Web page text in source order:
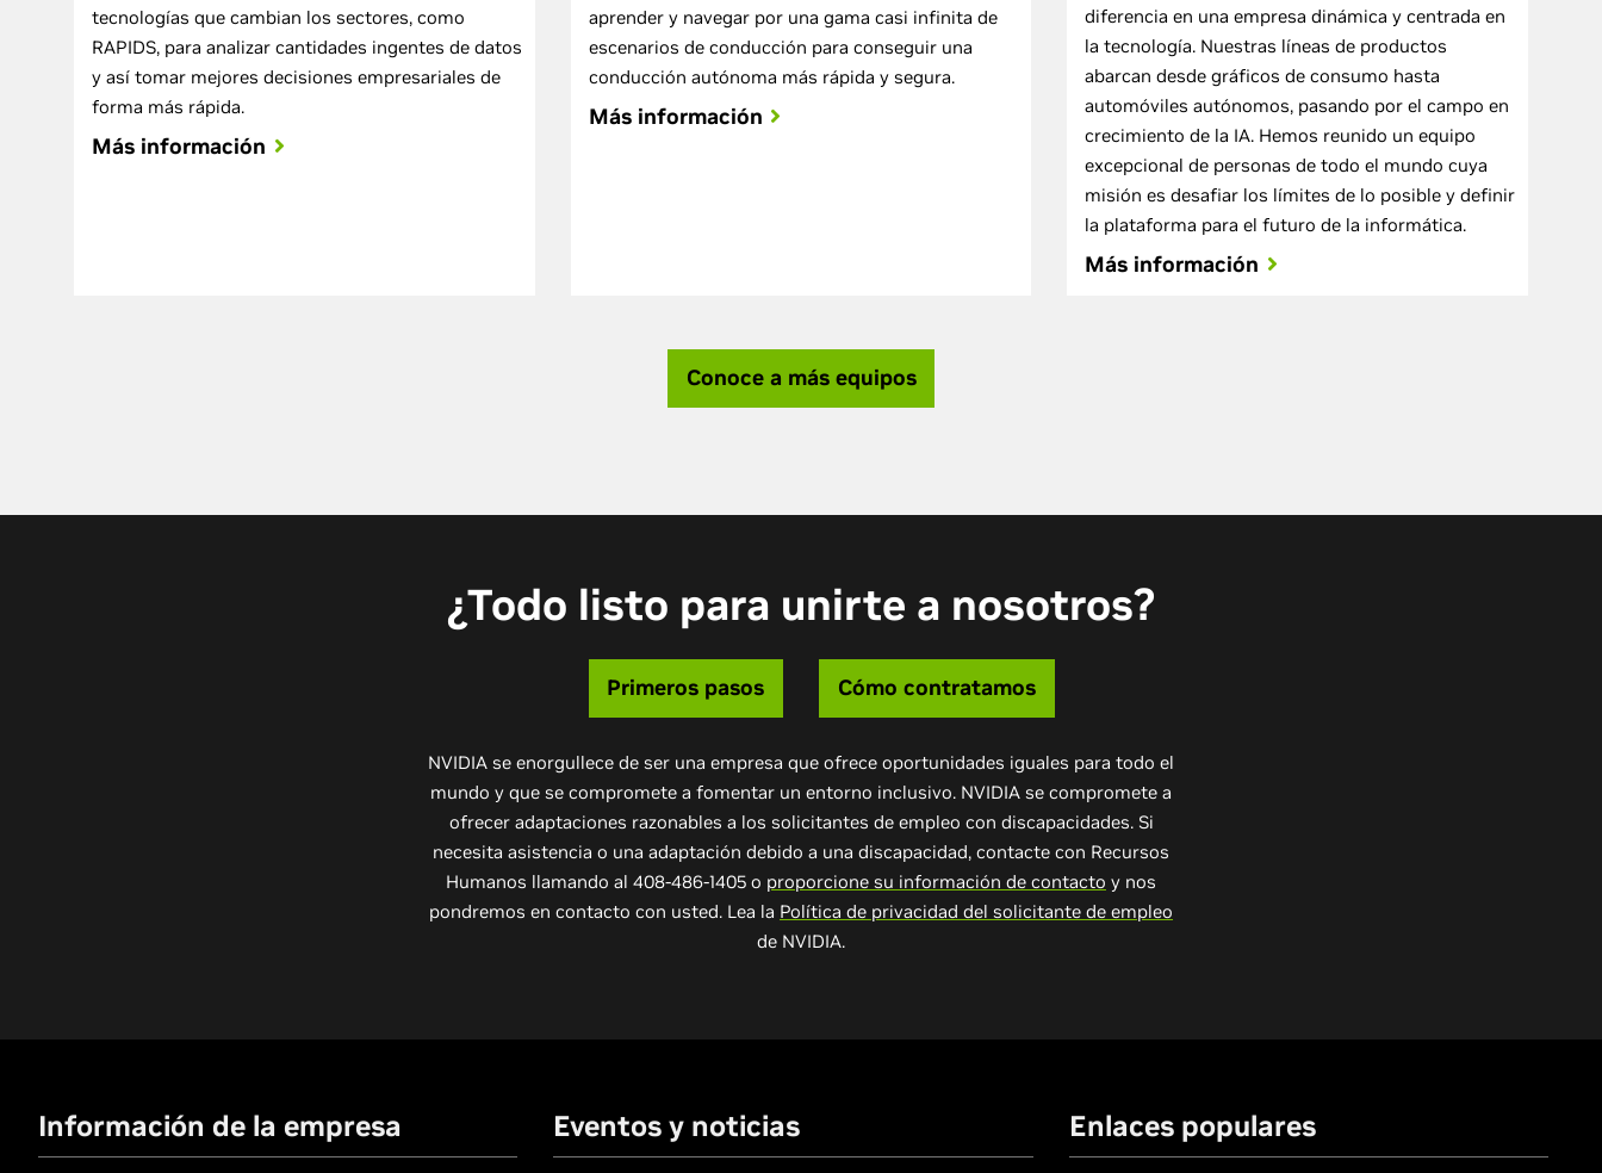
tecnologías que cambian los sectores, como
RAPIDS, para analizar cantidades ingentes de datos
y así tomar mejores decisiones empresariales de
forma más rápida.
Más información
aprender y navegar por una gama casi infinita de
escenarios de conducción para conseguir una
conducción autónoma más rápida y segura.
Más información
diferencia en una empresa dinámica y centrada en
la tecnología. Nuestras líneas de productos
abarcan desde gráficos de consumo hasta
automóviles autónomos, pasando por el campo en
crecimiento de la IA. Hemos reunido un equipo
excepcional de personas de todo el mundo cuya
misión es desafiar los límites de lo posible y definir
la plataforma para el futuro de la informática.
Más información
Conoce a más equipos
¿Todo listo para unirte a nosotros?
Primeros pasos Cómo contratamos
NVIDIA se enorgullece de ser una empresa que ofrece oportunidades iguales para todo el
mundo y que se compromete a fomentar un entorno inclusivo. NVIDIA se compromete a
ofrecer adaptaciones razonables a los solicitantes de empleo con discapacidades. Si
necesita asistencia o una adaptación debido a una discapacidad, contacte con Recursos
Humanos llamando al 408-486-1405 o proporcione su información de contacto y nos
pondremos en contacto con usted. Lea la Política de privacidad del solicitante de empleo
de NVIDIA.
Información de la empresa Eventos y noticias Enlaces populares